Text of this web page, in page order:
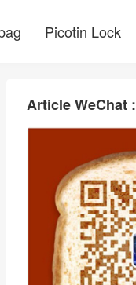
Picotin Lock
Article WeChat :